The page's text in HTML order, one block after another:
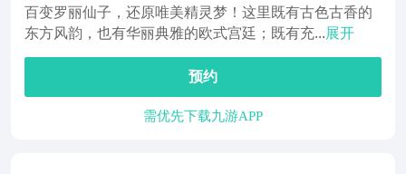
百变罗丽仙子，还原唯美精灵梦！这里既有古色古香的
东方风韵，也有华丽典雅的欧式宫廷；既有充...展开
预约
需优先下载九游APP